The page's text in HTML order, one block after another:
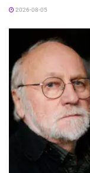
2026-08-05